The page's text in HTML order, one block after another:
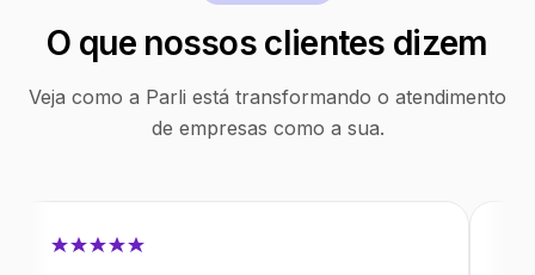
O que nossos clientes dizem
Veja como a Parli está transformando o atendimento
de empresas como a sua.